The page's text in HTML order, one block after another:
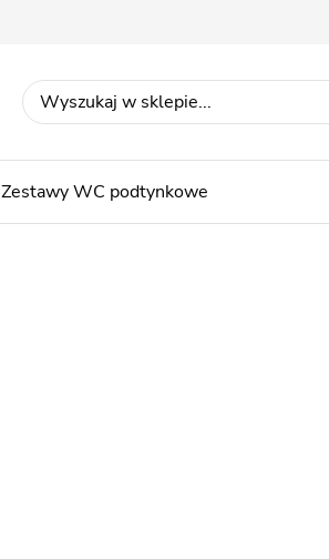
Zestawy WC podtynkowe